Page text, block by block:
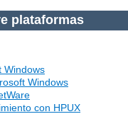
plataformas
Windows
Windows
con HPUX